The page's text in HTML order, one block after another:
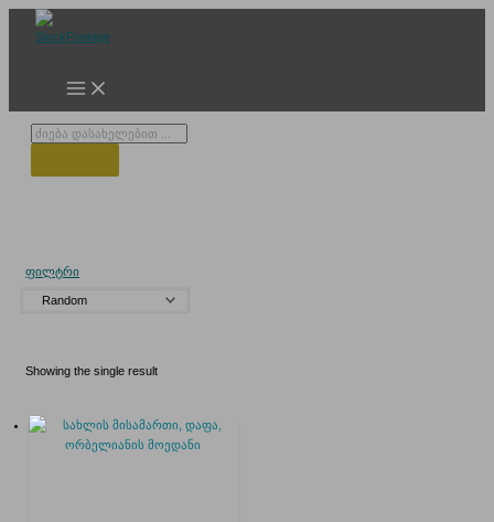
Products
ფილტრი
Showing the single result